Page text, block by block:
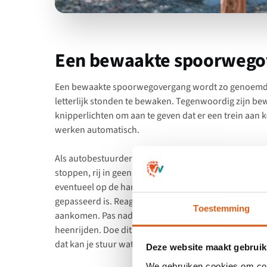
Toestemming
Deze website maakt
Een bewaakte
Een bewaakte spoorwegovergang wordt zo
letterlijk stonden te bewaken. Tegenwoordig zijn
knipperlichten om aan te geven dat er een trein
werken automatisch.
Als autobestuurder let je het meeste op de
stoppen, rij in geen geval door want dan ben je
eventueel op de handrem als je op de helling staat
gepasseerd is. Reageer vervolgens nog niet als de
aankomen. Pas nadat de waarschuwingslichten
heenrijden. Doe dit met een matige snelheid en
dat kan je stuur wat uit je handen slaan als je er niet